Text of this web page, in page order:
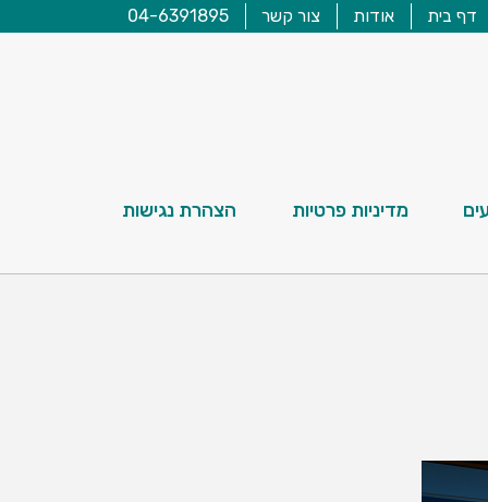
דף בית אודות צור קשר 04-6391895
מדיניות פרטיות הצהרת נגישות